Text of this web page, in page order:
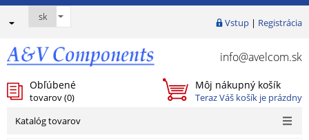
Vstup | Registrácia
info@avelcom.sk
Obľúbené
tovarov (0)
Môj nákupný košík
Teraz Váš košík je prázdny
Katalóg tovarov